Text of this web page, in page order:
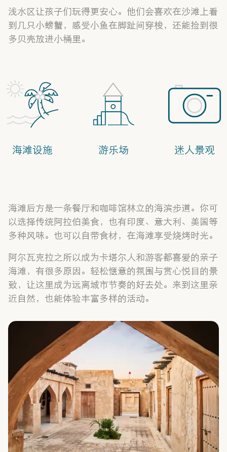
浅水区让孩子们玩得更安心。他们会喜欢在沙滩上看
到几只小螃蟹，感受小鱼在脚趾间穿梭，还能捡到很
多贝壳放进小桶里。
海滩设施 游乐场 迷人景观
海滩后方是一条餐厅和咖啡馆林立的海滨步道。你可
以选择传统阿拉伯美食，也有印度、意大利、美国等
多种风味。也可以自带食材，在海滩享受烧烤时光。
阿尔瓦克拉之所以成为卡塔尔人和游客都喜爱的亲子
海滩，有很多原因。轻松惬意的氛围与赏心悦目的景
致，让这里成为远离城市节奏的好去处。来到这里亲
近自然，也能体验丰富多样的活动。